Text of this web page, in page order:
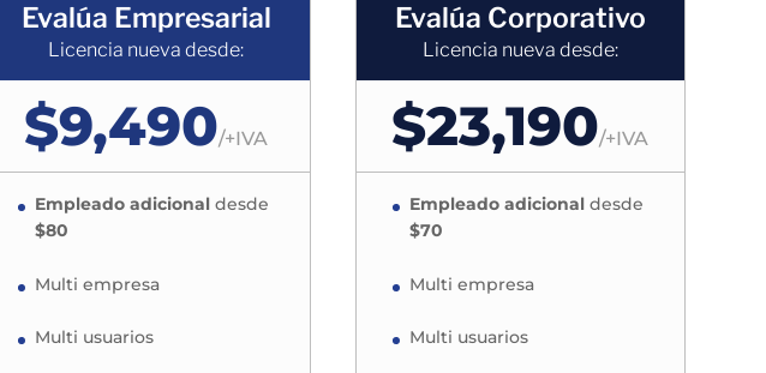
Evalúa Empresarial
Licencia nueva desde:
$9,490/+IVA
Empleado adicional desde
$80
Multi empresa
Multi usuarios
Evalúa Corporativo
Licencia nueva desde:
$23,190/+IVA
Empleado adicionaldesde
$70
Multi empresa
Multi usuarios